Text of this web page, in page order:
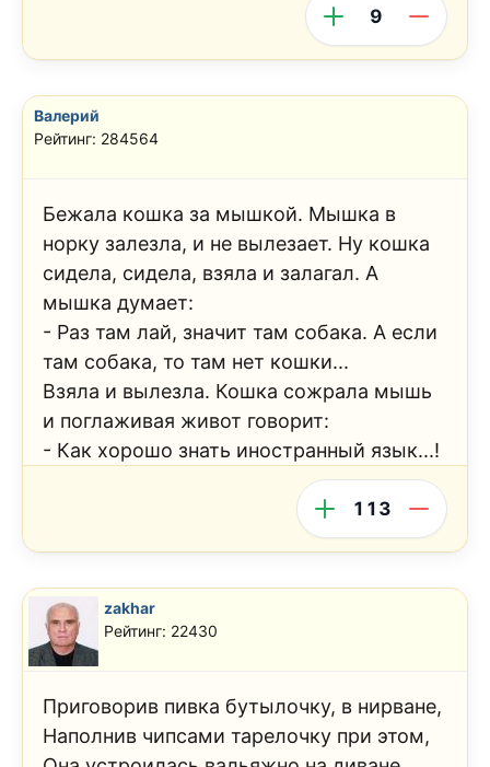
9
Валерий
Рейтинг: 284564
Бежала кошка за мышкой. Мышка в
норку залезла, и не вылезает. Ну кошка
сидела, сидела, взяла и залагал. А
мышка думает:
- Раз там лай, значит там собака. А если
там собака, то там нет кошки...
Взяла и вылезла. Кошка сожрала мышь
и поглаживая живот говорит:
- Как хорошо знать иностранный язык...!
113
zakhar
Рейтинг: 22430
Приговорив пивка бутылочку, в нирване,
Наполнив чипсами тарелочку при этом,